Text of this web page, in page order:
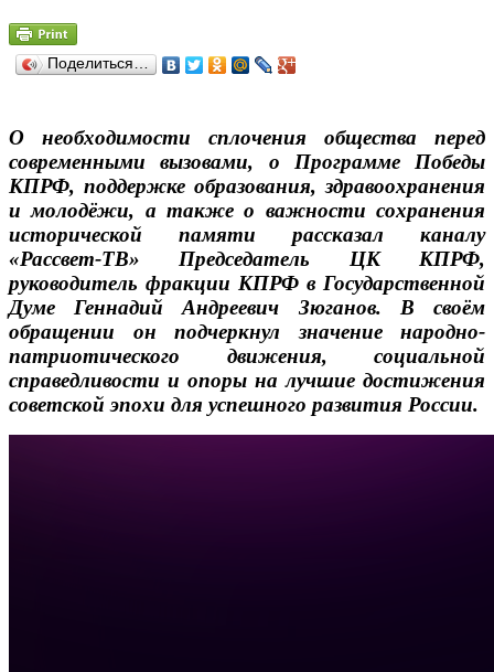
Поделиться…
О необходимости сплочения общества перед
современными вызовами, о Программе Победы
КПРФ, поддержке образования, здравоохранения
и молодёжи, а также о важности сохранения
исторической памяти рассказал каналу
«Рассвет-ТВ» Председатель ЦК КПРФ,
руководитель фракции КПРФ в Государственной
Думе Геннадий Андреевич Зюганов. В своём
обращении он подчеркнул значение народно-
патриотического движения, социальной
справедливости и опоры на лучшие достижения
советской эпохи для успешного развития России.